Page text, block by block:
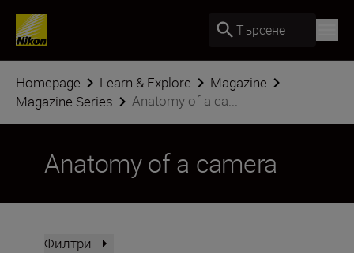
Търсене
Homepage Learn & Explore
Magazine
Magazine Series
Anatomy of a ca...
Anatomy of a camera
Филтри